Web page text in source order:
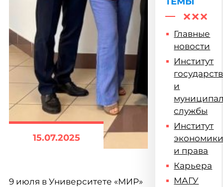
15.07.2025
9 июля в Университете «МИР»
Главные
новости
Институт
и
службы
Институт
и права
Карьера
МАГУ